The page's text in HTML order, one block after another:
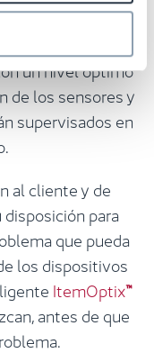
por nuestro
Esto le garantiza
un nivel óptimo
de los sensores y
supervisados en
al cliente y de
para
que pueda
los dispositivos
ItemOptix™
antes de que